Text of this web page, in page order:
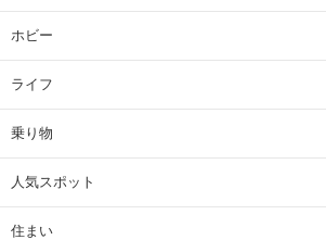
ホビー
ライフ
乗り物
人気スポット
住まい